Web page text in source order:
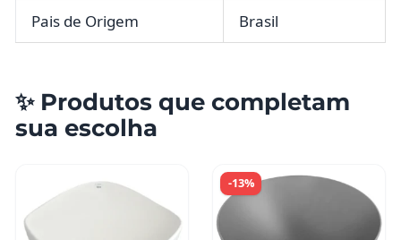
Pais de Origem Brasil
✨ Produtos que completam
sua escolha
-13%